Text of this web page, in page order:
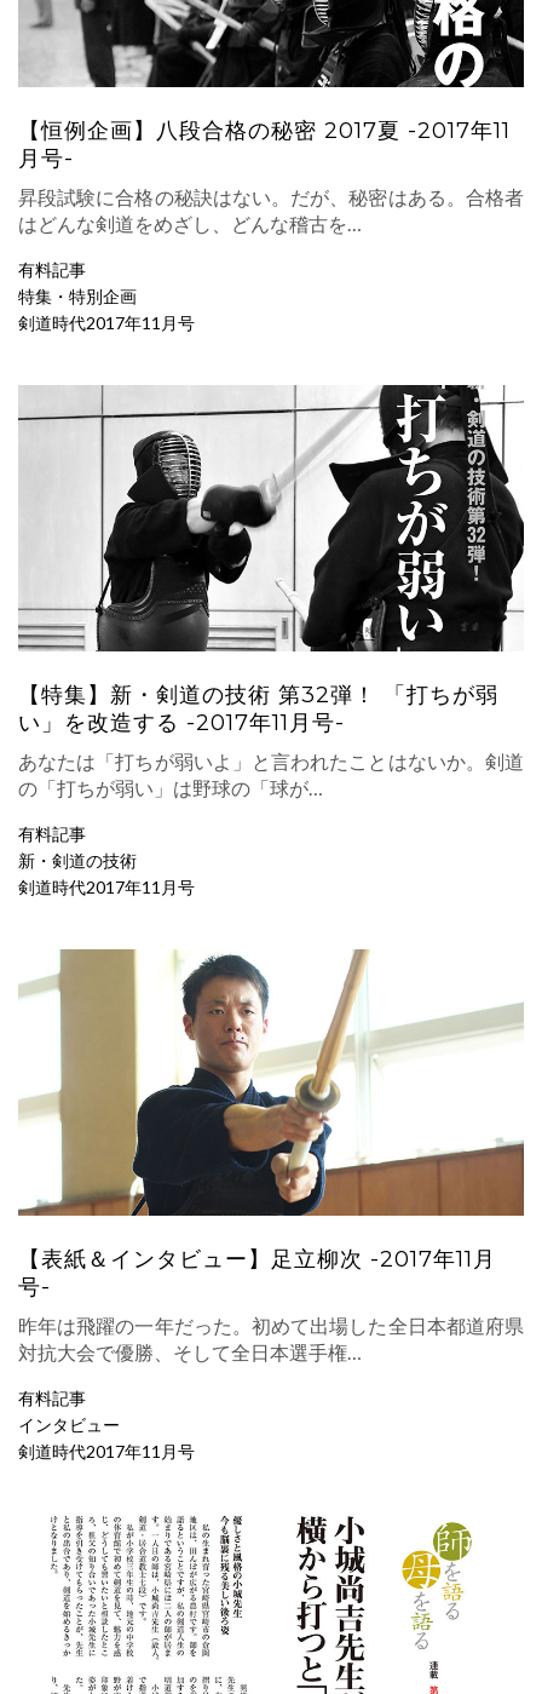
【恒例企画】八段合格の秘密 2017夏 -2017年11
月号-
昇段試験に合格の秘訣はない。だが、秘密はある。合格者
はどんな剣道をめざし、どんな稽古を…
有料記事
特集・特別企画
剣道時代2017年11月号
【特集】新・剣道の技術 第32弾！ 「打ちが弱
い」を改造する -2017年11月号-
あなたは「打ちが弱いよ」と言われたことはないか。剣道
の「打ちが弱い」は野球の「球が…
有料記事
新・剣道の技術
剣道時代2017年11月号
【表紙＆インタビュー】足立柳次 -2017年11月
号-
昨年は飛躍の一年だった。初めて出場した全日本都道府県
対抗大会で優勝、そして全日本選手権…
有料記事
インタビュー
剣道時代2017年11月号